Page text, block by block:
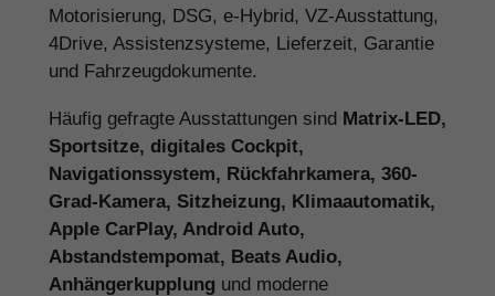
Motorisierung, DSG, e-Hybrid, VZ-Ausstattung,
4Drive, Assistenzsysteme, Lieferzeit, Garantie
und Fahrzeugdokumente.
Häufig gefragte Ausstattungen sind Matrix-LED,
Sportsitze, digitales Cockpit,
Navigationssystem, Rückfahrkamera, 360-
Grad-Kamera, Sitzheizung, Klimaautomatik,
Apple CarPlay, Android Auto,
Abstandstempomat, Beats Audio,
Anhängerkupplung und moderne